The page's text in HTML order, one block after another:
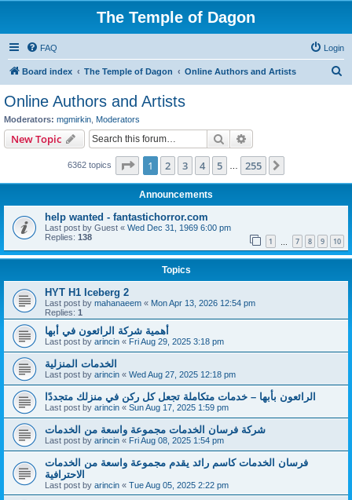
The Temple of Dagon
FAQ Login
Board index The Temple of Dagon Online Authors and Artists
Online Authors and Artists
Moderators: mgmirkin Moderators
New Topic Search
6362 topics Page 1of 255
1 2 3 4 5 255
Announcements
help wanted - fantastichorror.com
Last post by Guest « Wed Dec 31, 1969 6:00 pm
Replies: 138 1 7 8 9 10
Topics
HYT H1 Iceberg 2
Last post by mahanaeem « Mon Apr 13, 2026 12:54 pm
Replies: 1
أهمية شركة الرائعون في أبها
Last post by arincin « Fri Aug 29, 2025 3:18 pm
الخدمات المنزلية
Last post by arincin « Wed Aug 27, 2025 12:18 pm
الرائعون بأبها – خدمات متكاملة تجعل كل ركن في منزلك متجددًا
Last post by arincin « Sun Aug 17, 2025 1:59 pm
شركة فرسان الخدمات مجموعة واسعة من الخدمات
Last post by arincin « Fri Aug 08, 2025 1:54 pm
فرسان الخدمات كاسم رائد يقدم مجموعة واسعة من الخدمات
الاحترافية
Last post by arincin « Tue Aug 05, 2025 2:22 pm